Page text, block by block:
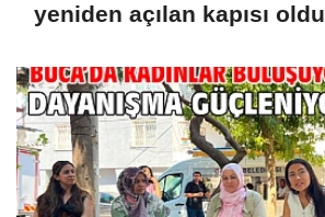
yeniden açılan kapısı oldu